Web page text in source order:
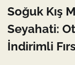
Soğuk Kış
Seyahati:
İndirimli